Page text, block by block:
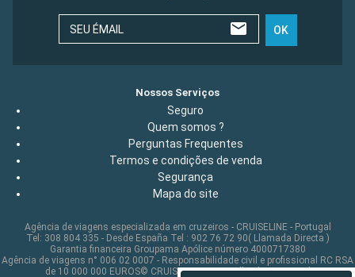
SEU ÉMAIL OK
Nossos Serviços
Seguro
Quem somos ?
Perguntas Frequentes
Termos e condições de venda
Segurança
Mapa do site
Agência de viagens especializada em cruzeiros - CRUISELINE - Portugal
Tel: 308 804 335 - Desde España Tel : 902 76 72 90( Llamada Directa )
Garantia financeira Groupama Apólice número 4000717380
Agência de viagens n° 006 02 0007 - Responsabilidade civil e profissional RC RSA
de 10 000 000 EUROS© CRUISELINE 2026 - all rights reserved